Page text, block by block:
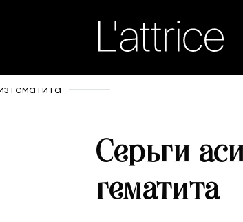
гематита
Серьги
гематита